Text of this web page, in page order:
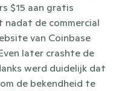
$15 aan gratis
nadat de commercial
van Coinbase
later crashte de
werd duidelijk dat
de bekendheid te